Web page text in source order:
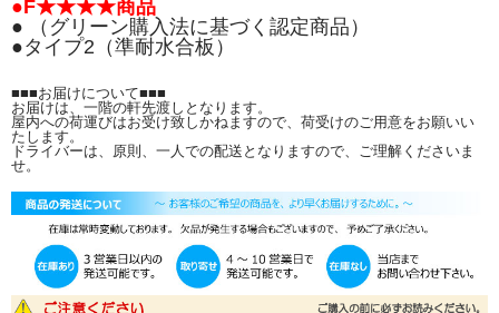
ご希望のサイズにカットも可能です。(カット賃別途)
木材カットをご希望の場合は、ご注文の際に通信欄へカット寸法をご記入いただ
くか、メールまたはFAXにて図面を当店までお送り下さい。後ほど、メールに
て、カット賃をお知らせいたします。
カット残りの必要可否も必ずご連絡下さい。
カット端材の同梱有無の指示がない場合は、端材同梱で発送いたします。
※当サイト商品は、当社他店舗でも販売しております。在庫につきましては、 常
に在庫数のチェックをしておりますが、ご注文後の在庫切れが生じる場合もござ
います。ご了承ください。
●F★★★★商品
● （グリーン購入法に基づく認定商品）
●タイプ2（準耐水合板）
■■■お届けについて■■■
お届けは、一階の軒先渡しとなります。
屋内への荷運びはお受け致しかねますので、荷受けのご用意をお願いい
たします。
ドライバーは、原則、一人での配送となりますので、ご理解くださいま
せ。